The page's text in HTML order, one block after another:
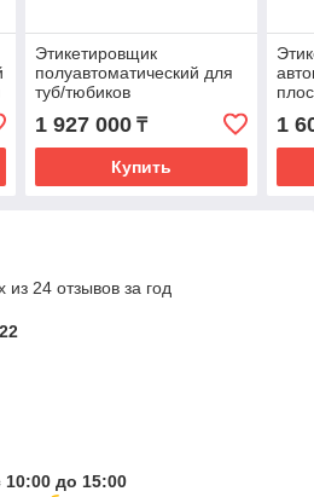
Этикетировщик
полуавтоматический для
туб/тюбиков
1 927 000₸
Купить
1
24 отзывов за год
10:00 до 15:00